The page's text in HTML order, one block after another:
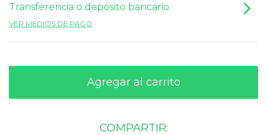
Transferencia o depósito bancario
VER MEDIOS DE PAGO
COMPARTIR: